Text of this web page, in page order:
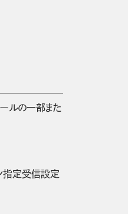
ルの一部また
指定受信設定